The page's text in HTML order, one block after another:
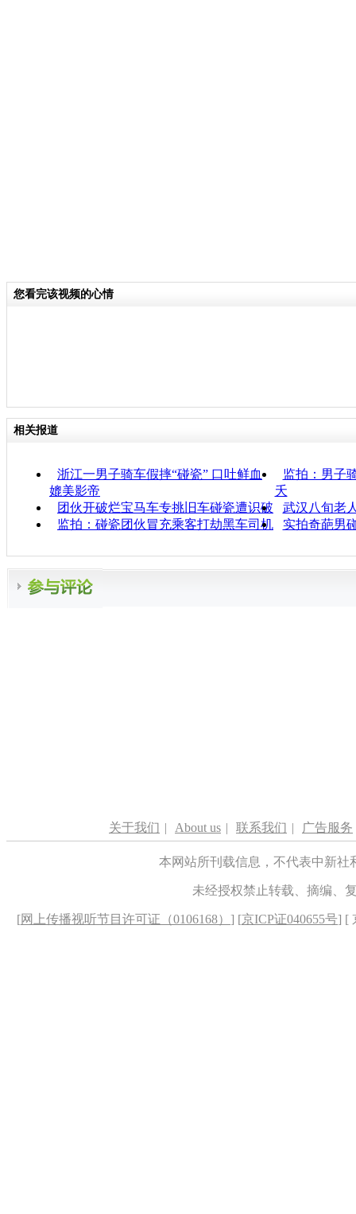
您看完该视频的心情
相关报道
浙江一男子骑车假摔“碰瓷” 口吐鲜血
媲美影帝
监拍：男子
夭
团伙开破烂宝马车专挑旧车碰瓷遭识破
武汉八旬老
监拍：碰瓷团伙冒充乘客打劫黑车司机
实拍奇葩男
关于我们 | About us | 联系我们 | 广告服务
本网站所刊载信息，不代表中新
未经授权禁止转载、摘编、
[网上传播视听节目许可证（0106168） ] [京ICP证040655号] [